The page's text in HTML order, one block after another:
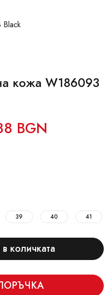
Black
кожа W186093
BGN
39 40 41
количката